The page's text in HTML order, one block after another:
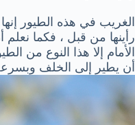
الغريب في هذه الطيور
رأينها من قبل ، فكما
الأمام إلا هذا النوع من
أن يطير إلى الخلف